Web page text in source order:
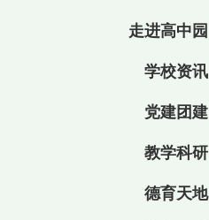
走进高中园
学校资讯
党建团建
教学科研
德育天地